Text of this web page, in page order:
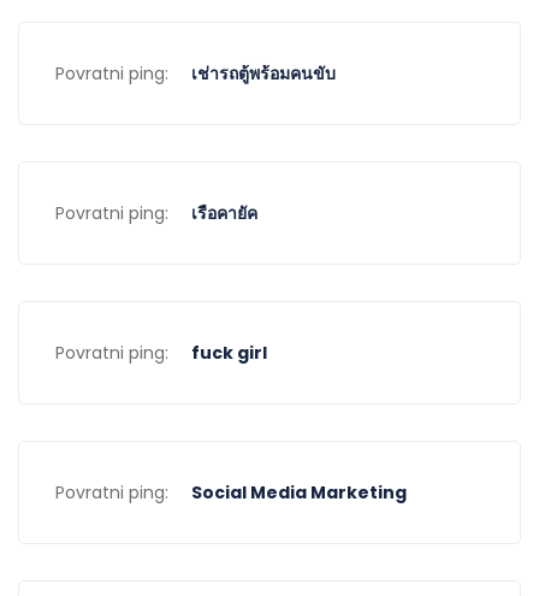
Povratni ping: เช่ารถตู้พร้อมคนขับ
Povratni ping: เรือคายัค
Povratni ping: fuck girl
Povratni ping: Social Media Marketing